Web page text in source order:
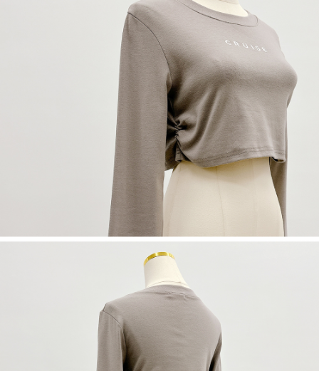
2. Pilihan kaedah pembayaran "Pembayaran Ansuran Gogo", selepas
pesanan ditubuhkan, akan secara automatik dialihkan ke proses
transaksi Gogo, selepas pengesahan nombor telefon, pilih bilangan
ansuran yang diingini, tarikh akhir pembayaran, dan setelah
mengesahkan pembayaran, transaksi akan selesai.
3. Jumlah kelulusan sebenar, bilangan ansuran dan jumlah bayaran
adalah berdasarkan halaman pengesahan transaksi seterusnya.
4. Dalam masa 30 minit selepas pesanan ditubuhkan, jika tidak pergi
untuk mengesahkan transaksi atau jika tidak lulus semakan, pesanan
akan dibatalkan secara automatik. Jika terdapat situasi "pindah untuk
semakan khusus" yang tidak lulus, ini menunjukkan bahawa sistem
penilaian tidak mencukupi, tiada penjelasan mengenai kandungan
penilaian boleh diberikan.
【Penerangan Kaedah Pembayaran】
1. Pembayaran ansuran tidak digabungkan dalam bil telekomunikasi,
"Pembayaran Ansuran Gogo" akan menghantar SMS peringatan
pembayaran selepas tarikh penyelesaian bulanan.
2. Melalui pautan SMS untuk membuka bil, anda boleh memilih untuk
membayar melalui "Kod bar kedai serbaneka / Kedai rasmi Taiwan
Mobile / Pemindahan bank / Pembayaran J街口 / iPASS MONEY" dan
1. Perkhidmatan ini disediakan oleh "Taiwan Mobile Co., Ltd." untuk
membolehkan pengguna membeli produk atau perkhidmatan melalui
perkhidmatan ini semasa transaksi, dan kedai akan menyerahkan hak
tuntutan harga jual/beli ansuran kepada syarikat ini untuk membayar bil
peribadi yang disenaraikan seperti di atas akan dikumpul dan digunakan
oleh AFTEE, sila jangan gunakan perkhidmatan ini.